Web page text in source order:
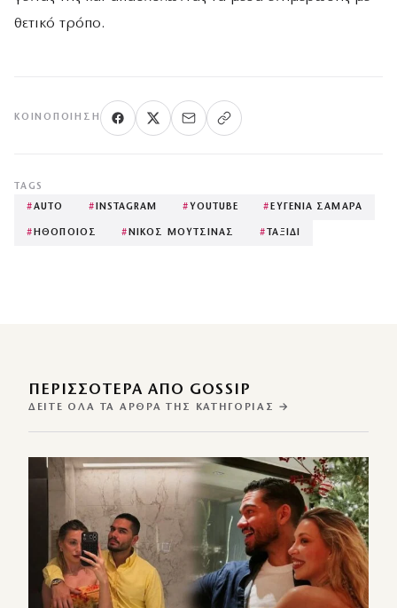
θετικό τρόπο.
ΚΟΙΝΟΠΟΊΗΣΗ
TAGS
#AUTO # INSTAGRAM # YOUTUBE # ΕΥΓΕΝΙΑ ΣΑΜΑΡΑ
# ΗΘΟΠΟΙΟΣ # ΝΙΚΟΣ ΜΟΥΤΣΙΝΑΣ # ΤΑΞΙΔΙ
ΠΕΡΙΣΣΌΤΕΡΑ ΑΠΌ GOSSIP
ΔΕΊΤΕ ΌΛΑ ΤΑ ΆΡΘΡΑ ΤΗΣ ΚΑΤΗΓΟΡΊΑΣ →